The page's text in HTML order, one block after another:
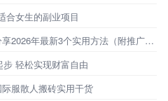
合女生的副业项目
如何免费在百度上做广告推广：分享2026年最新3个实用方法（附推广指南）
轻松实现财富自由
服散人搬砖实用干货